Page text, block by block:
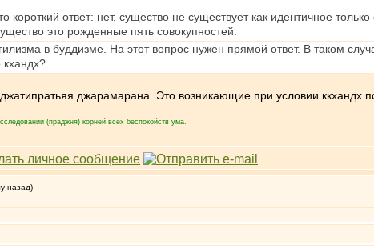
короткий ответ: нет, существо не существует как идентичное
это рожденные пять совокупностей.
в буддизме. На этот вопрос нужен прямой ответ. В таком
джарамарана. Это возникающие при условии ккхандх
(праджня) корней всех беспокойств ума.
назад)